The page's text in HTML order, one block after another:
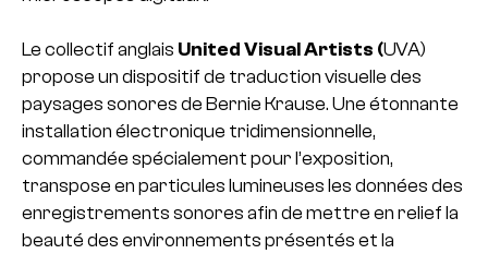
Le collectif anglais United Visual Artists (UVA)
propose un dispositif de traduction visuelle des
paysages sonores de Bernie Krause. Une étonnante
installation électronique tridimensionnelle,
commandée spécialement pour l’exposition,
transpose en particules lumineuses les données des
enregistrements sonores afin de mettre en relief la
beauté des environnements présentés et la